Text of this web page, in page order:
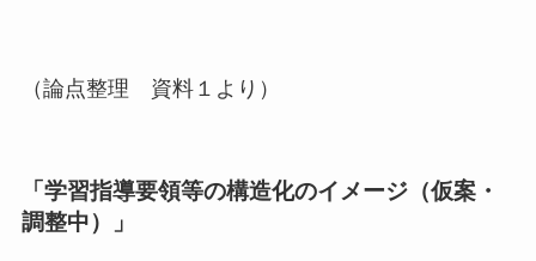
（論点整理 資料１より）
「学習指導要領等の構造化のイメージ（仮案・
調整中）」